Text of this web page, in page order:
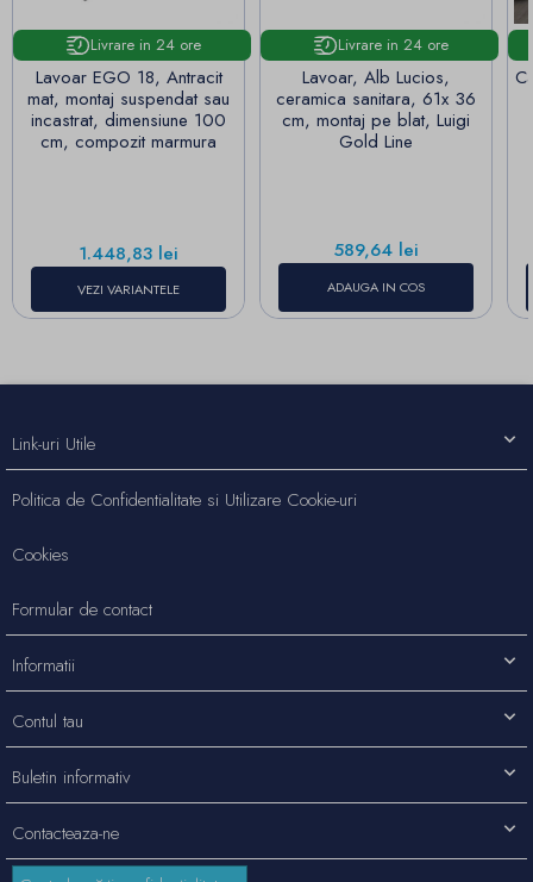
Livrare in 24 ore
Lavoar EGO 18, Antracit
mat, montaj suspendat sau
incastrat, dimensiune 100
cm, compozit marmura
Pret
1.448,83 lei
VEZI VARIANTELE
Livrare in 24 ore
Lavoar, Alb Lucios,
ceramica sanitara, 61x 36
cm, montaj pe blat, Luigi
Gold Line
Pret
589,64 lei
ADAUGA IN COS
Contacteaza-ne
Link-uri Utile
Politica de Confidentialitate si Utilizare Cookie-uri
Cookies
Formular de contact
Informatii
Contul tau
Buletin informativ